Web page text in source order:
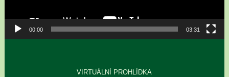
00:00 03:31
VIRTUÁLNÍ PROHLÍDKA